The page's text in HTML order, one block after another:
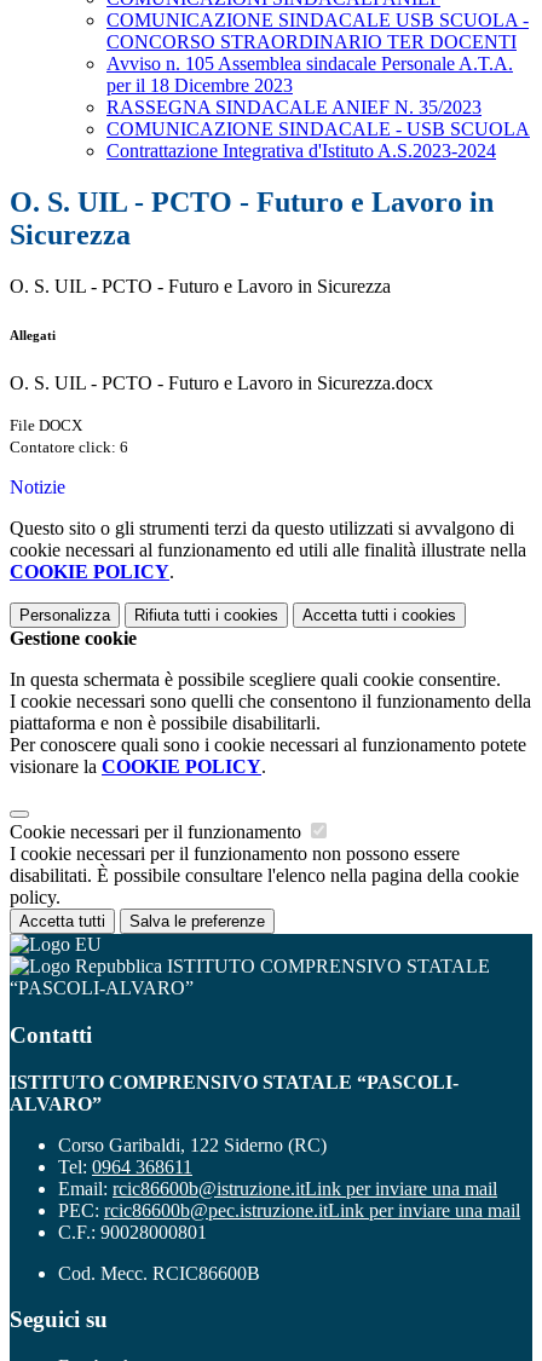
COMUNICAZIONE SINDACALE USB SCUOLA -
CONCORSO STRAORDINARIO TER DOCENTI
Avviso n. 105 Assemblea sindacale Personale A.T.A.
per il 18 Dicembre 2023
RASSEGNA SINDACALE ANIEF N. 35/2023
COMUNICAZIONE SINDACALE - USB SCUOLA
Contrattazione Integrativa d'Istituto A.S.2023-2024
O. S. UIL - PCTO - Futuro e Lavoro in
Sicurezza
O. S. UIL - PCTO - Futuro e Lavoro in Sicurezza
Allegati
O. S. UIL - PCTO - Futuro e Lavoro in Sicurezza.docx
File DOCX
Contatore click: 6
Notizie
Questo sito o gli strumenti terzi da questo utilizzati si avvalgono di
cookie necessari al funzionamento ed utili alle finalità illustrate nella
COOKIE POLICY.
Personalizza Rifiuta tutti i cookies Accetta tutti i cookies
Gestione cookie
In questa schermata è possibile scegliere quali cookie consentire.
I cookie necessari sono quelli che consentono il funzionamento della
piattaforma e non è possibile disabilitarli.
Per conoscere quali sono i cookie necessari al funzionamento potete
visionare la COOKIE POLICY.
Cookie necessari per il funzionamento
I cookie necessari per il funzionamento non possono essere
disabilitati. È possibile consultare l'elenco nella pagina della cookie
policy.
Accetta tutti Salva le preferenze
ISTITUTO COMPRENSIVO STATALE
“PASCOLI-ALVARO”
Contatti
ISTITUTO COMPRENSIVO STATALE “PASCOLI-
ALVARO”
Corso Garibaldi, 122 Siderno (RC)
Tel: 0964 368611
Email: rcic86600b@istruzione.itLink per inviare una mail
PEC: rcic86600b@pec.istruzione.itLink per inviare una mail
C.F.: 90028000801
Cod. Mecc. RCIC86600B
Seguici su